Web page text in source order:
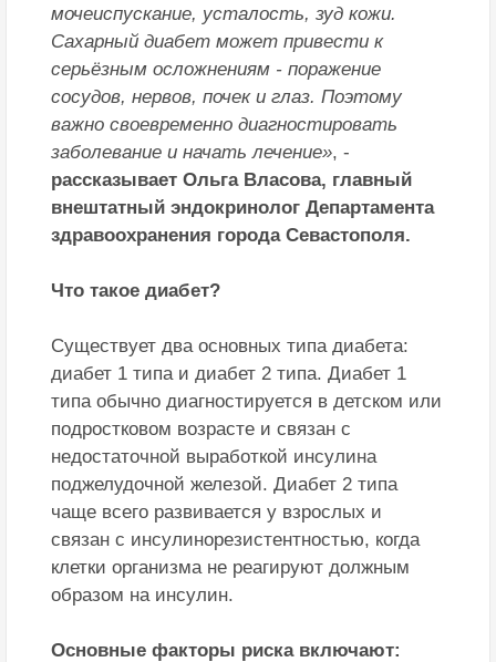
мочеиспускание, усталость, зуд кожи.
Сахарный диабет может привести к
серьёзным осложнениям - поражение
сосудов, нервов, почек и глаз. Поэтому
важно своевременно диагностировать
заболевание и начать лечение», -
рассказывает Ольга Власова, главный
внештатный эндокринолог Департамента
здравоохранения города Севастополя.
Что такое диабет?
Существует два основных типа диабета:
диабет 1 типа и диабет 2 типа. Диабет 1
типа обычно диагностируется в детском или
подростковом возрасте и связан с
недостаточной выработкой инсулина
поджелудочной железой. Диабет 2 типа
чаще всего развивается у взрослых и
связан с инсулинорезистентностью, когда
клетки организма не реагируют должным
образом на инсулин.
Основные факторы риска включают: